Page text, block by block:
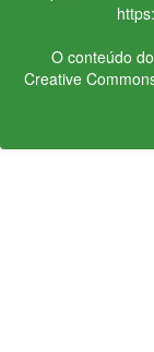
O conteúdo
Creative